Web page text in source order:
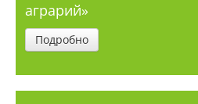
Противодействие
аграрий»
Подробно